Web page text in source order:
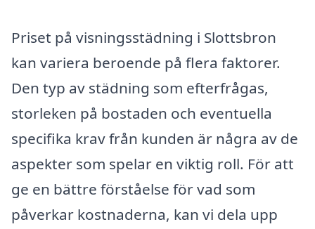
Priset på visningsstädning i Slottsbron
kan variera beroende på flera faktorer.
Den typ av städning som efterfrågas,
storleken på bostaden och eventuella
specifika krav från kunden är några av de
aspekter som spelar en viktig roll. För att
ge en bättre förståelse för vad som
påverkar kostnaderna, kan vi dela upp